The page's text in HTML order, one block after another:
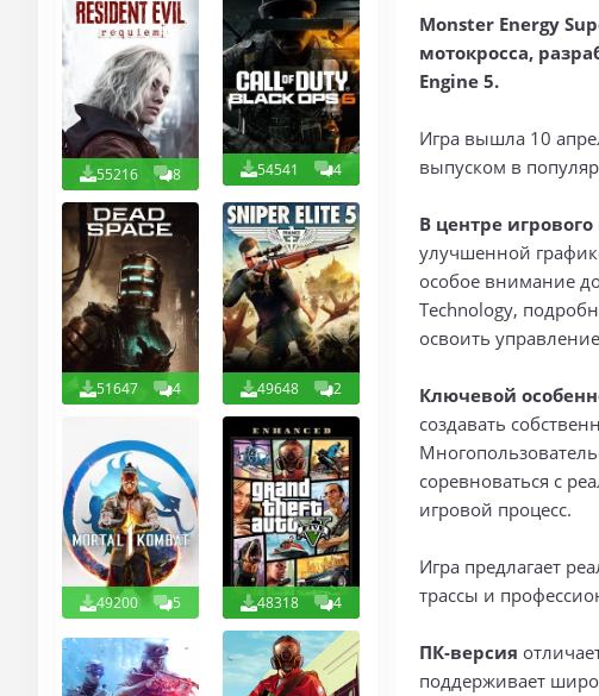
55216 8 54541 4
51647 4 49648 2
49200 5 48318 4
Monster Energy
мотокросса,
Engine 5.
Игра вышла 10
выпуском в
В центре игрового
улучшенной
особое внимание
Technology,
освоить
Ключевой
создавать
соревноваться с
игровой процесс.
Игра предлагает
трассы и
ПК-версия
поддерживает